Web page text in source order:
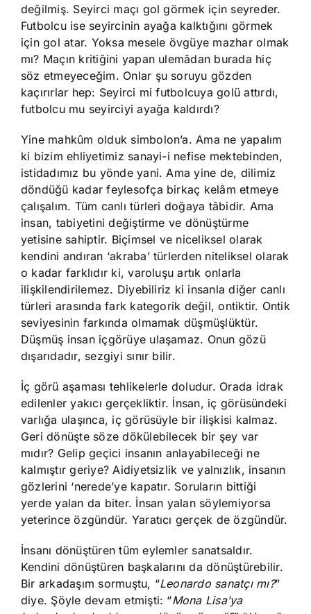
değilmiş. Seyirci maçı gol görmek için seyreder.
Futbolcu ise seyircinin ayağa kalktığını görmek
için gol atar. Yoksa mesele övgüye mazhar olmak
mı? Maçın kritiğini yapan ulemâdan burada hiç
söz etmeyeceğim. Onlar şu soruyu gözden
kaçırırlar hep: Seyirci mi futbolcuya golü attırdı,
futbolcu mu seyirciyi ayağa kaldırdı?
Yine mahkûm olduk simbolon’a. Ama ne yapalım
ki bizim ehliyetimiz sanayi-i nefise mektebinden,
istidadımız bu yönde yani. Ama yine de, dilimiz
döndüğü kadar feylesofça birkaç kelâm etmeye
çalışalım. Tüm canlı türleri doğaya tâbidir. Ama
insan, tabiyetini değiştirme ve dönüştürme
yetisine sahiptir. Biçimsel ve niceliksel olarak
kendini andıran ‘akraba’ türlerden niteliksel olarak
o kadar farklıdır ki, varoluşu artık onlarla
ilişkilendirilemez. Diyebiliriz ki insanla diğer canlı
türleri arasında fark kategorik değil, ontiktir. Ontik
seviyesinin farkında olmamak düşmüşlüktür.
Düşmüş insan içgörüye ulaşamaz. Onun gözü
dışarıdadır, sezgiyi sınır bilir.
İç görü aşaması tehlikelerle doludur. Orada idrak
edilenler yakıcı gerçekliktir. İnsan, iç görüsündeki
varlığa ulaşınca, iç görüsüyle bir ilişkisi kalmaz.
Geri dönüşte söze dökülebilecek bir şey var
mıdır? Gelip geçici insanın anlayabileceği ne
kalmıştır geriye? Aidiyetsizlik ve yalnızlık, insanın
gözlerini ‘nerede’ye kapatır. Soruların bittiği
yerde yalan da biter. İnsan yalan söylemiyorsa
yeterince özgündür. Yaratıcı gerçek de özgündür.
İnsanı dönüştüren tüm eylemler sanatsaldır.
Kendini dönüştüren başkalarını da dönüştürebilir.
Bir arkadaşım sormuştu, “Leonardo sanatçı mı?”
diye. Şöyle devam etmişti: “Mona Lisa’ya